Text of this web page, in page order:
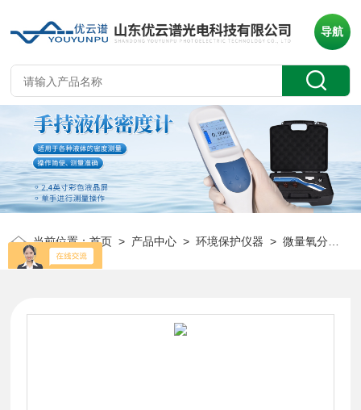
导航
当前位置：首页 > 产品中心 >环境保护仪器 >微量氧分析仪